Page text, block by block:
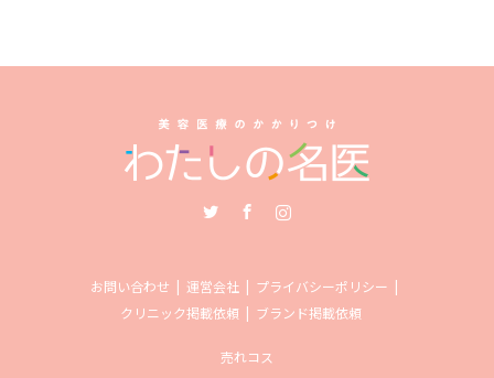
お問い合わせ 運営会社
プライバシーポリシー
クリニック掲載依頼
ブランド掲載依頼
売れコス